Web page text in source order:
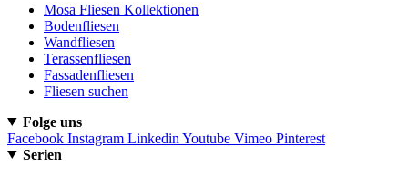
Mosa Fliesen Kollektionen
Bodenfliesen
Wandfliesen
Terassenfliesen
Fassadenfliesen
Fliesen suchen
Folge uns
Facebook Instagram Linkedin Youtube Vimeo Pinterest
Serien